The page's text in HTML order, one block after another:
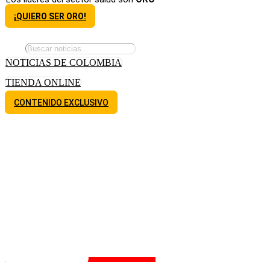
¡QUIERO SER ORO!
NOTICIAS DE COLOMBIA
TIENDA ONLINE
CONTENIDO EXCLUSIVO